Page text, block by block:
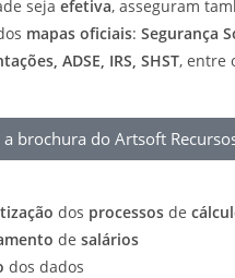
seja efetiva, asseguram
mapas oficiais: Segurança
ADSE, IRS, SHST, entre
a brochura do Artsoft
dos processos de
de salários
dos dados